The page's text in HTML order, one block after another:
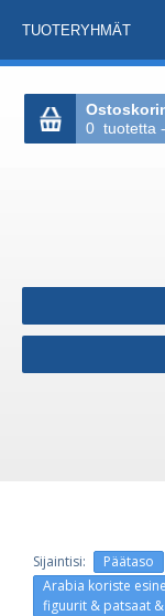
TUOTERYHMÄT
0 tuotetta
Päätaso
Arabia koriste
figuurit & patsaat